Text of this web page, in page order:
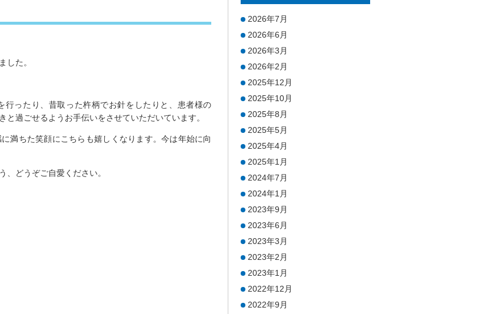
した。
ったり、昔取った杵柄でお針をしたりと、患者様の
と過ごせるようお手伝いをさせていただいています。
満ちた笑顔にこちらも嬉しくなります。今は年始に向
、どうぞご自愛ください。
2026年7月
2026年6月
2026年3月
2026年2月
2025年12月
2025年10月
2025年8月
2025年5月
2025年4月
2025年1月
2024年7月
2024年1月
2023年9月
2023年6月
2023年3月
2023年2月
2023年1月
2022年12月
2022年9月